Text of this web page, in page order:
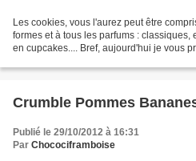
Les cookies, vous l'aurez peut être
formes et à tous les parfums : classiques,
en cupcakes.... Bref, aujourd'hui je vous
Crumble Pommes
Publié le 29/10/2012 à 16:31
Par Chocociframboise